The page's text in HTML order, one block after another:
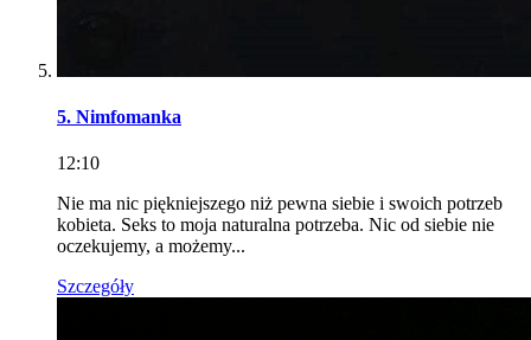
5. Nimfomanka
12:10
Nie ma nic piękniejszego niż pewna siebie i swoich potrzeb
kobieta. Seks to moja naturalna potrzeba. Nic od siebie nie
oczekujemy, a możemy...
Szczegóły